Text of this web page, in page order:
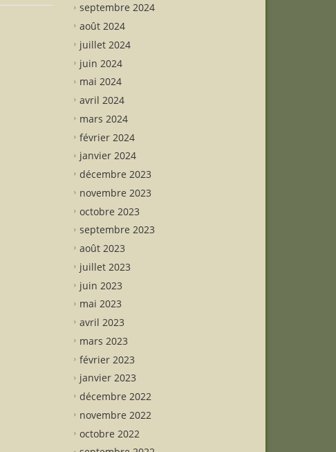
septembre 2024
août 2024
juillet 2024
juin 2024
mai 2024
avril 2024
mars 2024
février 2024
janvier 2024
décembre 2023
novembre 2023
octobre 2023
septembre 2023
août 2023
juillet 2023
juin 2023
mai 2023
avril 2023
mars 2023
février 2023
janvier 2023
décembre 2022
novembre 2022
octobre 2022